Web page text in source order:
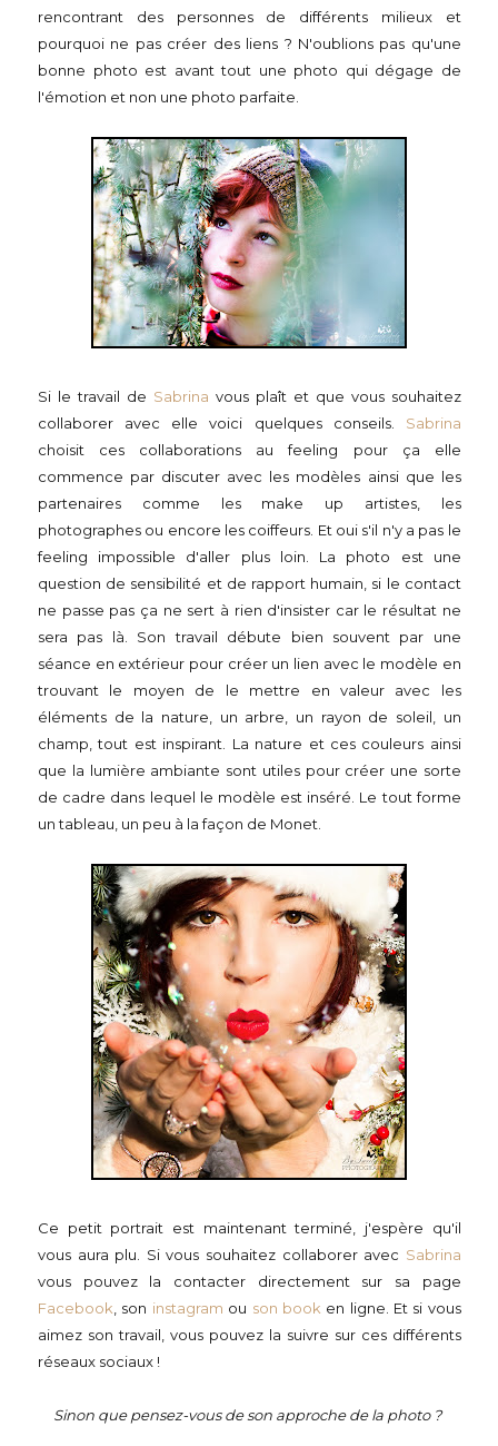
rencontrant des personnes de différents milieux et
pourquoi ne pas créer des liens ? N'oublions pas qu'une
bonne photo est avant tout une photo qui dégage de
l'émotion et non une photo parfaite.
Si le travail de Sabrina vous plaît et que vous souhaitez
collaborer avec elle voici quelques conseils. Sabrina
choisit ces collaborations au feeling pour ça elle
commence par discuter avec les modèles ainsi que les
partenaires comme les make up artistes, les
photographes ou encore les coiffeurs. Et oui s'il n'y a pas le
feeling impossible d'aller plus loin. La photo est une
question de sensibilité et de rapport humain, si le contact
ne passe pas ça ne sert à rien d'insister car le résultat ne
sera pas là. Son travail débute bien souvent par une
séance en extérieur pour créer un lien avec le modèle en
trouvant le moyen de le mettre en valeur avec les
éléments de la nature, un arbre, un rayon de soleil, un
champ, tout est inspirant. La nature et ces couleurs ainsi
que la lumière ambiante sont utiles pour créer une sorte
de cadre dans lequel le modèle est inséré. Le tout forme
un tableau, un peu à la façon de Monet.
Ce petit portrait est maintenant terminé, j'espère qu'il
vous aura plu. Si vous souhaitez collaborer avec Sabrina
vous pouvez la contacter directement sur sa page
Facebook , son instagram ou son book en ligne. Et si vous
aimez son travail, vous pouvez la suivre sur ces différents
réseaux sociaux !
Sinon que pensez-vous de son approche de la photo ?